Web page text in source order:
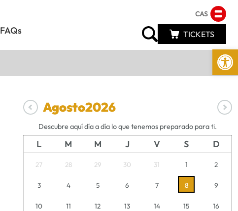
Abrir
FAQs
CAS
TICKETS
Agosto2026
Descubre aquí día a día lo que tenemos preparado para ti.
L M M J V S D
27 28 29 30 31 1 2
3 4 5 6 7 8 9
10 11 12 13 14 15 16